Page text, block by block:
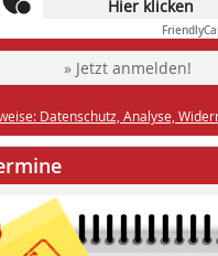
Hier klicken
Friendly
» Jetzt anmelden!
Datenschutz, Analyse,